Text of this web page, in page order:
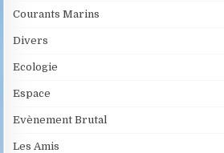
Courants Marins
Divers
Ecologie
Espace
Evènement Brutal
Les Amis